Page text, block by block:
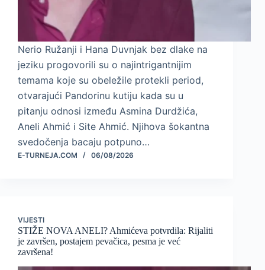
Nerio Ružanji i Hana Duvnjak bez dlake na
jeziku progovorili su o najintrigantnijim
temama koje su obeležile protekli period,
otvarajući Pandorinu kutiju kada su u
pitanju odnosi između Asmina Durdžića,
Aneli Ahmić i Site Ahmić. Njihova šokantna
svedočenja bacaju potpuno…
E-TURNEJA.COM 06/08/2026
VIJESTI
STIŽE NOVA ANELI? Ahmićeva potvrdila: Rijaliti
je završen, postajem pevačica, pesma je već
završena!